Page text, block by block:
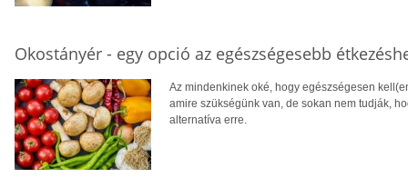
Okostányér - egy opció az egészségesebb
Az mindenkinek oké, hogy egészségesen
amire szükségünk van, de sokan nem tudják,
alternatíva erre.